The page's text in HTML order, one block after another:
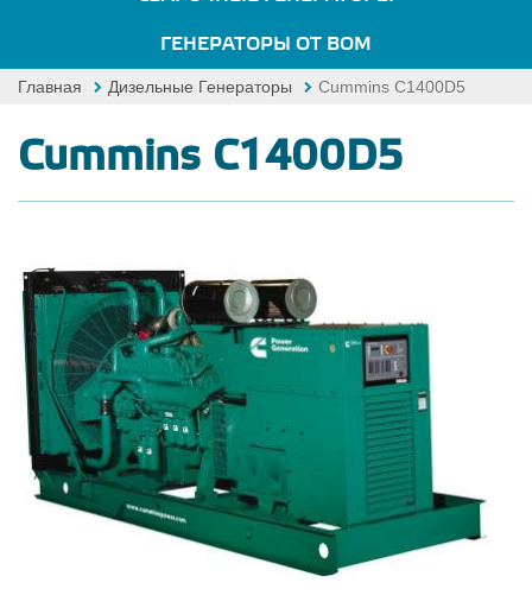
ГЕНЕРАТОРЫ ОТ ВОМ
Главная Дизельные Генераторы Cummins C1400D5
Cummins C1400D5